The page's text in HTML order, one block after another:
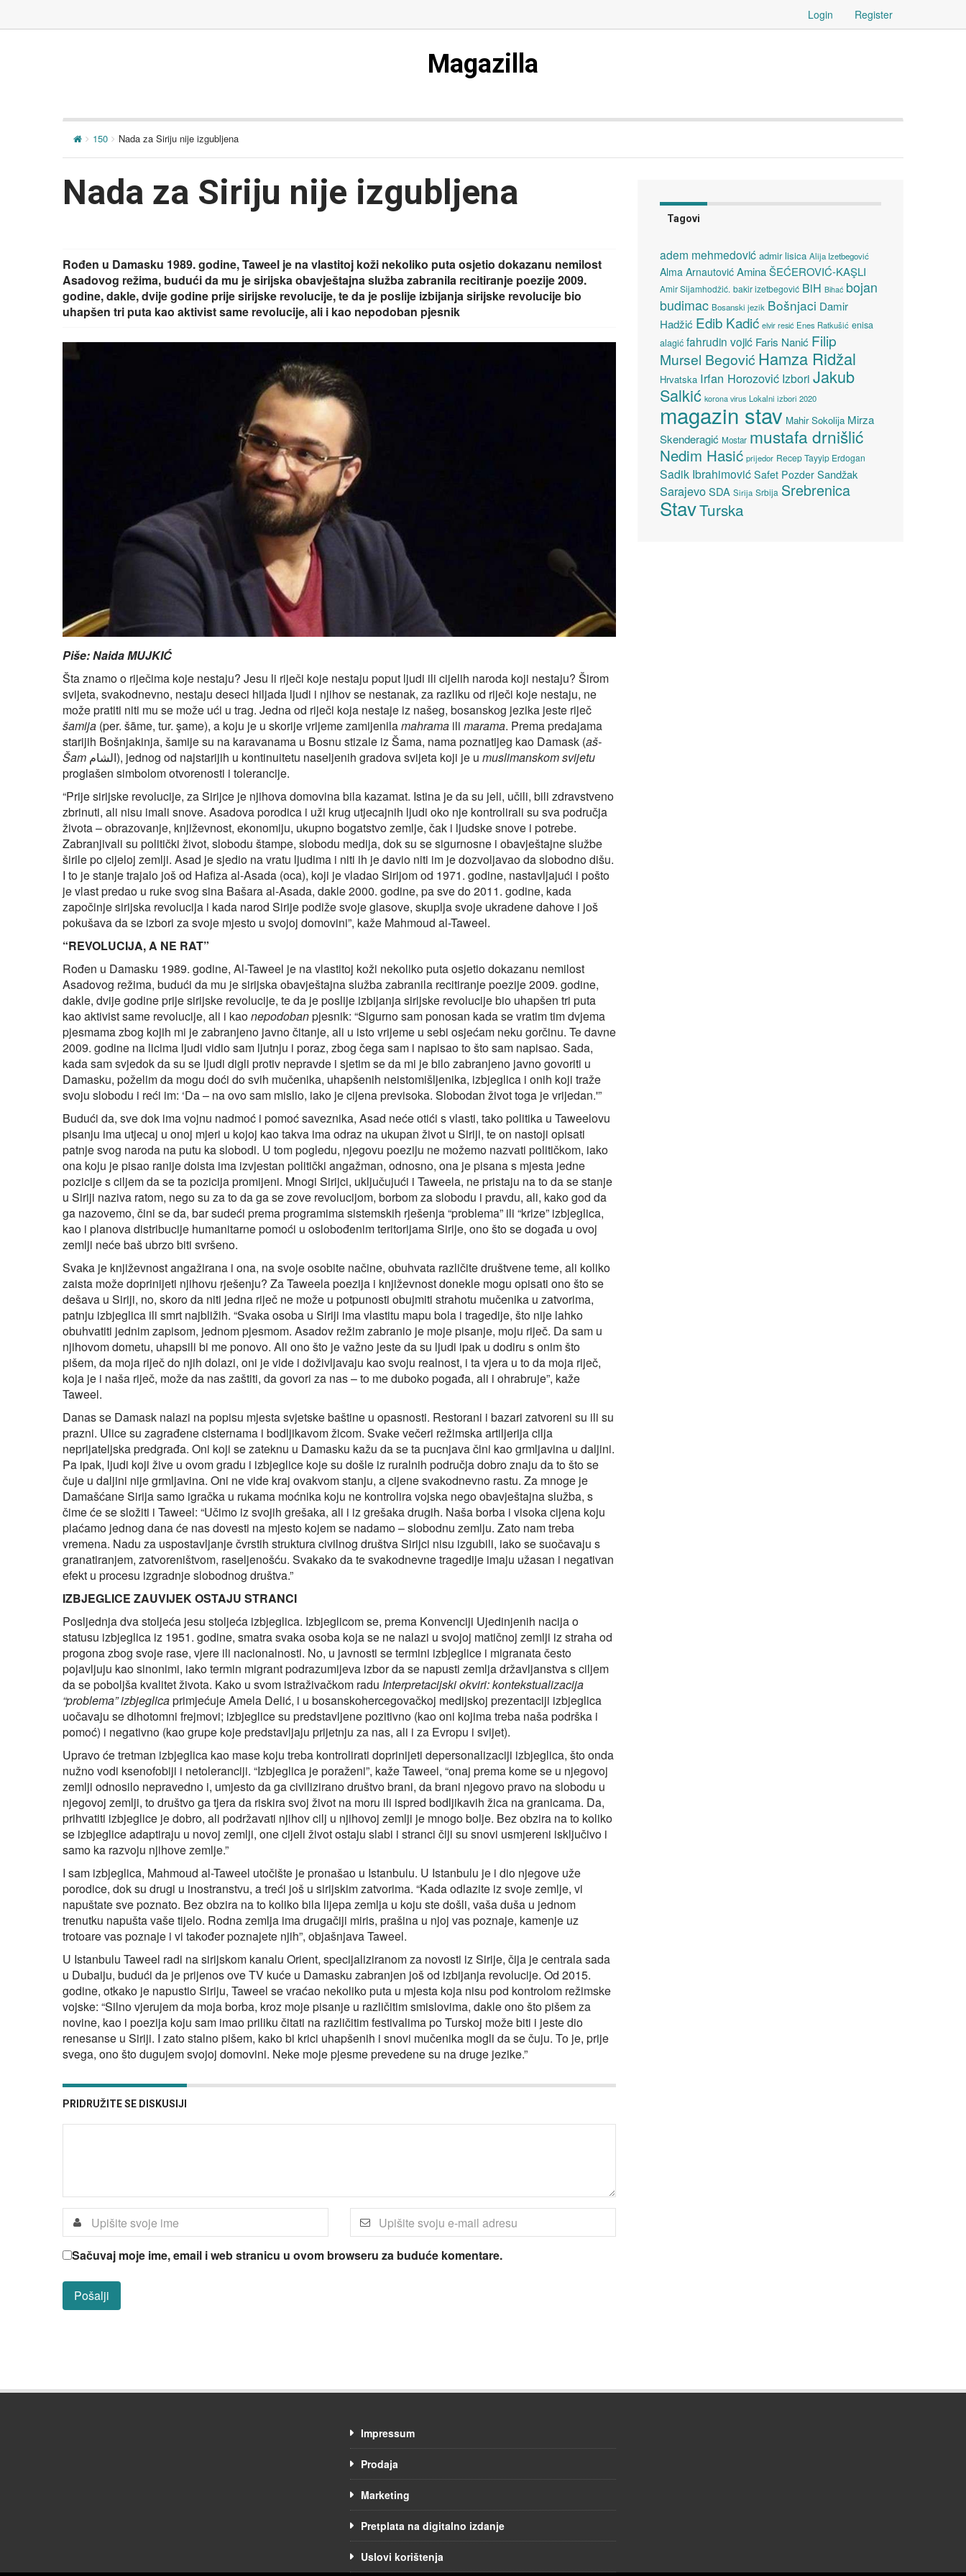
Login Register
Magazilla
150 Nada za Siriju nije izgubljena
Nada za Siriju nije izgubljena
Rođen u Damasku 1989. godine, Taweel je na vlastitoj koži nekoliko puta osjetio dokazanu nemilost
Asadovog režima, budući da mu je sirijska obavještajna služba zabranila recitiranje poezije 2009.
godine, dakle, dvije godine prije sirijske revolucije, te da je poslije izbijanja sirijske revolucije bio
uhapšen tri puta kao aktivist same revolucije, ali i kao nepodoban pjesnik
Piše: Naida MUJKIĆ
Šta znamo o riječima koje nestaju? Jesu li riječi koje nestaju poput ljudi ili cijelih naroda koji nestaju? Širom
svijeta, svakodnevno, nestaju deseci hiljada ljudi i njihov se nestanak, za razliku od riječi koje nestaju, ne
može pratiti niti mu se može ući u trag. Jedna od riječi koja nestaje iz našeg, bosanskog jezika jeste riječ
šamija (per. šāme, tur. şame), a koju je u skorije vrijeme zamijenilamahrama ili marama. Prema predajama
starijih Bošnjakinja, šamije su na karavanama u Bosnu stizale iz Šama, nama poznatijeg kao Damask (aš-
Šam
الشام), jednog od najstarijih u kontinuitetu naseljenih gradova svijeta koji je u muslimanskom svijetu
proglašen simbolom otvorenosti i tolerancije.
“Prije sirijske revolucije, za Sirijce je njihova domovina bila kazamat. Istina je da su jeli, učili, bili zdravstveno
zbrinuti, ali nisu imali snove. Asadova porodica i uži krug utjecajnih ljudi oko nje kontrolirali su sva područja
života – obrazovanje, književnost, ekonomiju, ukupno bogatstvo zemlje, čak i ljudske snove i potrebe.
Zabranjivali su politički život, slobodu štampe, slobodu medija, dok su se sigurnosne i obavještajne službe
širile po cijeloj zemlji. Asad je sjedio na vratu ljudima i niti ih je davio niti im je dozvoljavao da slobodno dišu.
I to je stanje trajalo još od Hafiza al-Asada (oca), koji je vladao Sirijom od 1971. godine, nastavljajući i pošto
je vlast predao u ruke svog sina Bašara al-Asada, dakle 2000. godine, pa sve do 2011. godine, kada
započinje sirijska revolucija i kada narod Sirije podiže svoje glasove, skuplja svoje ukradene dahove i još
pokušava da se izbori za svoje mjesto u svojoj domovini”, kaže Mahmoud al-Taweel.
“REVOLUCIJA, A NE RAT”
Rođen u Damasku 1989. godine, Al-Taweel je na vlastitoj koži nekoliko puta osjetio dokazanu nemilost
Asadovog režima, budući da mu je sirijska obavještajna služba zabranila recitiranje poezije 2009. godine,
dakle, dvije godine prije sirijske revolucije, te da je poslije izbijanja sirijske revolucije bio uhapšen tri puta
kao aktivist same revolucije, ali i kaonepodobanpjesnik: “Sigurno sam ponosan kada se vratim tim dvjema
pjesmama zbog kojih mi je zabranjeno javno čitanje, ali u isto vrijeme u sebi osjećam neku gorčinu. Te davne
2009. godine na licima ljudi vidio sam ljutnju i poraz, zbog čega sam i napisao to što sam napisao. Sada,
kada sam svjedok da su se ljudi digli protiv nepravde i sjetim se da mi je bilo zabranjeno javno govoriti u
Damasku, poželim da mogu doći do svih mučenika, uhapšenih neistomišljenika, izbjeglica i onih koji traže
svoju slobodu i reći im: ‘Da – na ovo sam mislio, iako je cijena previsoka. Slobodan život toga je vrijedan.'”
Budući da, sve dok ima vojnu nadmoć i pomoć saveznika, Asad neće otići s vlasti, tako politika u Taweelovu
pisanju ima utjecaj u onoj mjeri u kojoj kao takva ima odraz na ukupan život u Siriji, te on nastoji opisati
patnje svog naroda na putu ka slobodi. U tom pogledu, njegovu poeziju ne možemo nazvati političkom, iako
ona koju je pisao ranije doista ima izvjestan politički angažman, odnosno, ona je pisana s mjesta jedne
pozicije s ciljem da se ta pozicija promijeni. Mnogi Sirijci, uključujući i Taweela, ne pristaju na to da se stanje
u Siriji naziva ratom, nego su za to da ga se zove revolucijom, borbom za slobodu i pravdu, ali, kako god da
ga nazovemo, čini se da, bar sudeći prema programima sistemskih rješenja “problema” ili “krize” izbjeglica,
kao i planova distribucije humanitarne pomoći u oslobođenim teritorijama Sirije, ono što se događa u ovoj
zemlji neće baš ubrzo biti svršeno.
Svaka je književnost angažirana i ona, na svoje osobite načine, obuhvata različite društvene teme, ali koliko
zaista može doprinijeti njihovu rješenju? Za Taweela poezija i književnost donekle mogu opisati ono što se
dešava u Siriji, no, skoro da niti jedna riječ ne može u potpunosti obujmiti strahotu mučenika u zatvorima,
patnju izbjeglica ili smrt najbližih. “Svaka osoba u Siriji ima vlastitu mapu bola i tragedije, što nije lahko
obuhvatiti jednim zapisom, jednom pjesmom. Asadov režim zabranio je moje pisanje, moju riječ. Da sam u
njihovom dometu, uhapsili bi me ponovo. Ali ono što je važno jeste da su ljudi ipak u dodiru s onim što
pišem, da moja riječ do njih dolazi, oni je vide i doživljavaju kao svoju realnost, i ta vjera u to da moja riječ,
koja je i naša riječ, može da nas zaštiti, da govori za nas – to me duboko pogađa, ali i ohrabruje”, kaže
Taweel.
Danas se Damask nalazi na popisu mjesta svjetske baštine u opasnosti. Restorani i bazari zatvoreni su ili su
prazni. Ulice su zagrađene cisternama i bodljikavom žicom. Svake večeri režimska artiljerija cilja
neprijateljska predgrađa. Oni koji se zateknu u Damasku kažu da se ta pucnjava čini kao grmljavina u daljini.
Pa ipak, ljudi koji žive u ovom gradu i izbjeglice koje su došle iz ruralnih područja dobro znaju da to što se
čuje u daljini nije grmljavina. Oni ne vide kraj ovakvom stanju, a cijene svakodnevno rastu. Za mnoge je
Damašćane Sirija samo igračka u rukama moćnika koju ne kontrolira vojska nego obavještajna služba, s
čime će se složiti i Taweel: “Učimo iz svojih grešaka, ali i iz grešaka drugih. Naša borba i visoka cijena koju
plaćamo jednog dana će nas dovesti na mjesto kojem se nadamo – slobodnu zemlju. Zato nam treba
vremena. Nadu za uspostavljanje čvrstih struktura civilnog društva Sirijci nisu izgubili, iako se suočavaju s
granatiranjem, zatvoreništvom, raseljenošću. Svakako da te svakodnevne tragedije imaju užasan i negativan
efekt u procesu izgradnje slobodnog društva.”
IZBJEGLICE ZAUVIJEK OSTAJU STRANCI
Posljednja dva stoljeća jesu stoljeća izbjeglica. Izbjeglicom se, prema Konvenciji Ujedinjenih nacija o
statusu izbjeglica iz 1951. godine, smatra svaka osoba koja se ne nalazi u svojoj matičnoj zemlji iz straha od
progona zbog svoje rase, vjere ili nacionalnosti. No, u javnosti se termini izbjeglice i migranata često
pojavljuju kao sinonimi, iako termin migrant podrazumijeva izbor da se napusti zemlja državljanstva s ciljem
da se poboljša kvalitet života. Kako u svom istraživačkom radu Interpretacijski okviri: kontekstualizacija
“problema” izbjeglicaprimjećuje Amela Delić, i u bosanskohercegovačkoj medijskoj prezentaciji izbjeglica
uočavaju se dihotomni frejmovi; izbjeglice su predstavljene pozitivno (kao oni kojima treba naša podrška i
pomoć) i negativno (kao grupe koje predstavljaju prijetnju za nas, ali i za Evropu i svijet).
Upravo će tretman izbjeglica kao mase koju treba kontrolirati doprinijeti depersonalizaciji izbjeglica, što onda
nužno vodi ksenofobiji i netoleranciji. “Izbjeglica je poraženi”, kaže Taweel, “onaj prema kome se u njegovoj
zemlji odnosilo nepravedno i, umjesto da ga civilizirano društvo brani, da brani njegovo pravo na slobodu u
njegovoj zemlji, to društvo ga tjera da riskira svoj život na moru ili ispred bodljikavih žica na granicama. Da,
prihvatiti izbjeglice je dobro, ali podržavati njihov cilj u njihovoj zemlji je mnogo bolje. Bez obzira na to koliko
se izbjeglice adaptiraju u novoj zemlji, one cijeli život ostaju slabi i stranci čiji su snovi usmjereni isključivo i
samo ka razvoju njihove zemlje.”
I sam izbjeglica, Mahmoud al-Taweel utočište je pronašao u Istanbulu. U Istanbulu je i dio njegove uže
porodice, dok su drugi u inostranstvu, a treći još u sirijskim zatvorima. “Kada odlazite iz svoje zemlje, vi
napuštate sve poznato. Bez obzira na to koliko bila lijepa zemlja u koju ste došli, vaša duša u jednom
trenutku napušta vaše tijelo. Rodna zemlja ima drugačiji miris, prašina u njoj vas poznaje, kamenje uz
trotoare vas poznaje i vi također poznajete njih”, objašnjava Taweel.
U Istanbulu Taweel radi na sirijskom kanalu Orient, specijaliziranom za novosti iz Sirije, čija je centrala sada
u Dubaiju, budući da je prijenos ove TV kuće u Damasku zabranjen još od izbijanja revolucije. Od 2015.
godine, otkako je napustio Siriju, Taweel se vraćao nekoliko puta u mjesta koja nisu pod kontrolom režimske
vojske: “Silno vjerujem da moja borba, kroz moje pisanje u različitim smislovima, dakle ono što pišem za
novine, kao i poezija koju sam imao priliku čitati na različitim festivalima po Turskoj može biti i jeste dio
renesanse u Siriji. I zato stalno pišem, kako bi krici uhapšenih i snovi mučenika mogli da se čuju. To je, prije
svega, ono što dugujem svojoj domovini. Neke moje pjesme prevedene su na druge jezike.”
PRIDRUŽITE SE DISKUSIJI
Sačuvaj moje ime, email i web stranicu u ovom browseru za buduće komentare.
Tagovi
adem mehmedović admir lisica Alija Izetbegović
Alma Arnautović Amina ŠEĆEROVIĆ-KAŞLI
Amir Sijamhodžić. bakir izetbegović BiH Bihać bojan
budimac Bosanski jezik Bošnjaci Damir
Hadžić Edib Kadić elvir resić Enes Ratkušić enisa
alagić fahrudin vojić Faris Nanić Filip
Mursel Begović Hamza Ridžal
Hrvatska Irfan Horozović Izbori Jakub
Salkić korona virus Lokalni izbori 2020
magazin stav Mahir Sokolija Mirza
Skenderagić Mostar mustafa drnišlić
Nedim Hasić prijedor Recep Tayyip Erdogan
Sadik Ibrahimović Safet Pozder Sandžak
SarajevoSDA Sirija Srbija Srebrenica
StavTurska
Impressum
Prodaja
Marketing
Pretplata na digitalno izdanje
Uslovi korištenja